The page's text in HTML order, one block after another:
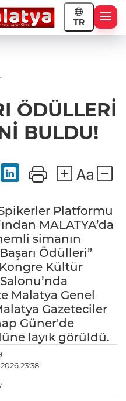
TR
ÖDÜLLERİ
BULDU!
Platformu
MALATYA’da
simanın
Ödülleri”
Kültür
Malatya Genel
Gazeteciler
Güner'de
layık görüldü.
23:38